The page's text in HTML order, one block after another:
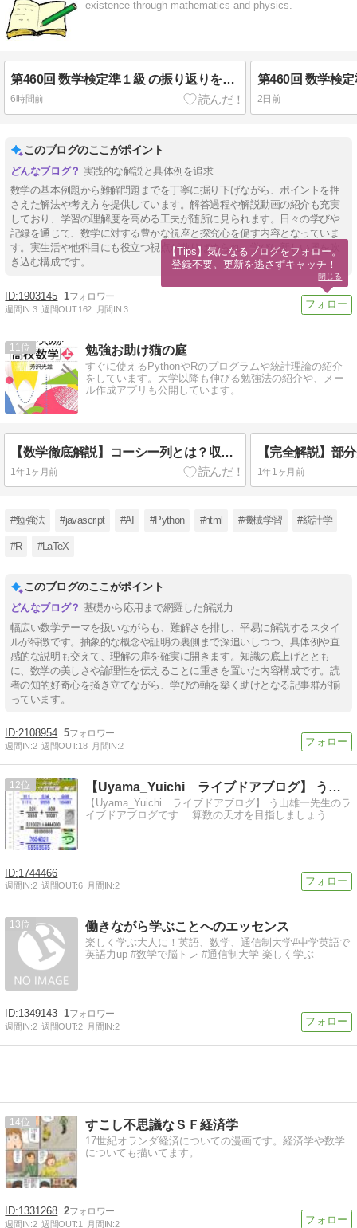
existence through mathematics and physics.
第460回 数学検定準１級 の振り返りをしてます。２次問題、問題１の類似問題
6時間前 2日前
このブログのここがポイント
実践的な解説と具体例を追求
数学の基本例題から難解問題までを丁寧に掘り下げながら、ポイントを押
さえた解法や考え方を提供しています。解答過程や解説動画の紹介も充実
しており、学習の理解度を高める工夫が随所に見られます。日々の学びや
記録を通じて、数学に対する豊かな視座と探究心を促す内容となっていま
す。実生活や他科目にも役立つ視点が散りばめられ、学びに新しい風を吹
き込む構成です。
1903145 1
週間IN:3 週間OUT:162 月間IN:3
11 勉強お助け猫の庭
すぐに使えるPythonやRのプログラムや統計理論の紹介
をしています。大学以降も伸びる勉強法の紹介や、メー
ル作成アプリも公開しています。
【数学徹底解説】コーシー列とは？収束との違いや具体例をわかりやすく解説
1年1ヶ月前 1年1ヶ月前
#勉強法 #javascript #AI #Python #html #機械学習 #統計学
#R #LaTeX
このブログのここがポイント
基礎から応用まで網羅した解説力
幅広い数学テーマを扱いながらも、難解さを排し、平易に解説するスタイ
ルが特徴です。抽象的な概念や証明の裏側まで深追いしつつ、具体例や直
感的な説明も交えて、理解の扉を確実に開きます。知識の底上げととも
に、数学の美しさや論理性を伝えることに重きを置いた内容構成です。読
者の知的好奇心を掻き立てながら、学びの軸を築く助けとなる記事群が揃
っています。
2108954 5
週間IN:2 週間OUT:18 月間IN:2
12 【Uyama_Yuichi ライブドアブログ】 う山雄一先生
【Uyama_Yuichi ライブドアブログ】 う山雄一先生のラ
イブドアブログです 算数の天才を目指しましょう
1744466
週間IN:2 週間OUT:6 月間IN:2
13 働きながら学ぶことへのエッセンス
楽しく学ぶ大人に！英語、数学、通信制大学#中学英語で
英語力up #数学で脳トレ #通信制大学 楽しく学ぶ
1349143 1
週間IN:2 週間OUT:2 月間IN:2
14 すこし不思議なＳＦ経済学
17世紀オランダ経済についての漫画です。経済学や数学
についても描いてます。
1331268 2
週間IN:2 週間OUT:1 月間IN:2
【Tips】気になるブログをフォロー。
登録不要。更新を逃さずキャッチ！
閉じる